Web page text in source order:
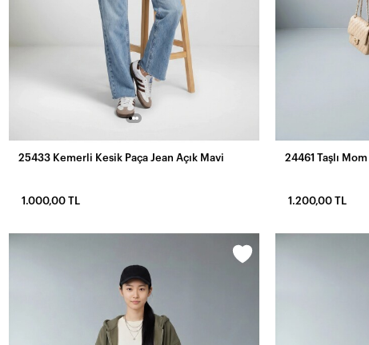
25433 Kemerli Kesik Paça Jean Açık Mavi
1.000,00 TL
24461 Taşlı
1.200,00 TL